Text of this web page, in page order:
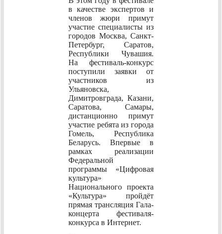
в качестве экспертов и
членов жюри примут
участие специалисты из
городов Москва, Санкт-
Петербург, Саратов,
Республики Чувашия.
На фестиваль-конкурс
поступили заявки от
участников из
Ульяновска,
Димитровграда, Казани,
Саратова, Самары,
дистанционно примут
участие ребята из города
Гомель, Республика
Беларусь. Впервые в
рамках реализации
Федеральной
программы «Цифровая
культура»
Национального проекта
«Культура» пройдёт
прямая трансляция Гала-
концерта фестиваля-
конкурса в Интернет.